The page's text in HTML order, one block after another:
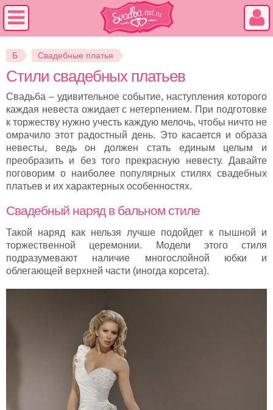
Б Свадебные платья
Стили свадебных платьев
Свадьба – удивительное событие, наступления которого
каждая невеста ожидает с нетерпением. При подготовке
к торжеству нужно учесть каждую мелочь, чтобы ничто не
омрачило этот радостный день. Это касается и образа
невесты, ведь он должен стать единым целым и
преобразить и без того прекрасную невесту. Давайте
поговорим о наиболее популярных стилях свадебных
платьев и их характерных особенностях.
Свадебный наряд в бальном стиле
Такой наряд как нельзя лучше подойдет к пышной и
торжественной церемонии. Модели этого стиля
подразумевают наличие многослойной юбки и
облегающей верхней части (иногда корсета).